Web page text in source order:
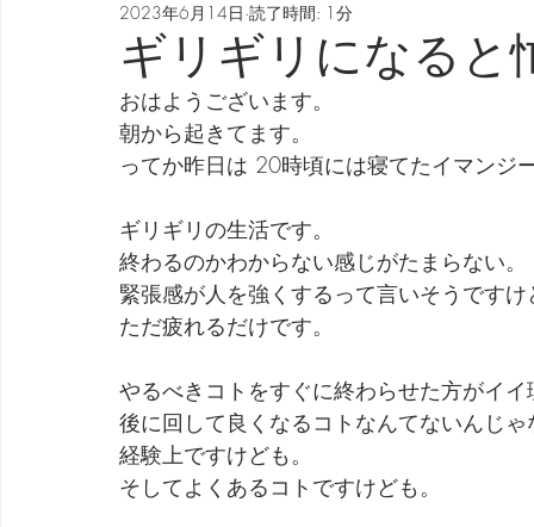
弦交換の記録 DTM 始める 知っておきたいコト
Imanjy Studio 使われているモノ
劇団 Avan 劇伴が出来るまでを追ったドキュメンタリー
ギリギリになると
2023年6月14日 読了時間: 1分
おはようございます。
朝から起きてます。
ってか昨日は 20時頃には寝てたイマンジ
ギリギリの生活です。
終わるのかわからない感じがたまらない。
緊張感が人を強くするって言いそうです
ただ疲れるだけです。
やるべきコトをすぐに終わらせた方がイ
後に回して良くなるコトなんてないんじ
経験上ですけども。
そしてよくあるコトですけども。